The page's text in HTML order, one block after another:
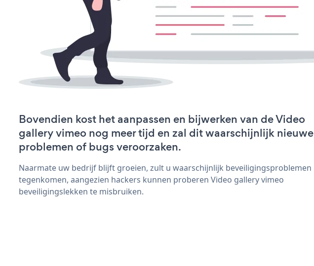
Bovendien kost het aanpassen en bijwerken van de Video
gallery vimeo nog meer tijd en zal dit waarschijnlijk nieuwe
problemen of bugs veroorzaken.
Naarmate uw bedrijf blijft groeien, zult u waarschijnlijk beveiligingsproblemen
tegenkomen, aangezien hackers kunnen proberen Video gallery vimeo
beveiligingslekken te misbruiken.